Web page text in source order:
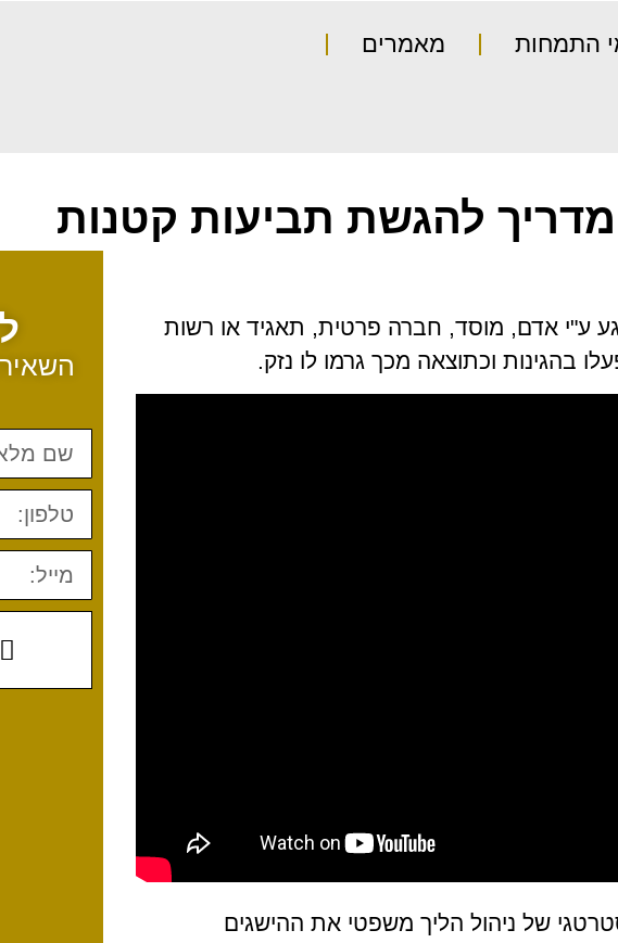
התמחות מאמרים
להגשת תביעות קטנות
ע"י אדם, מוסד, חברה פרטית, תאגיד או רשות
בהגינות וכתוצאה מכך גרמו לו נזק.
של ניהול הליך משפטי את ההישגים